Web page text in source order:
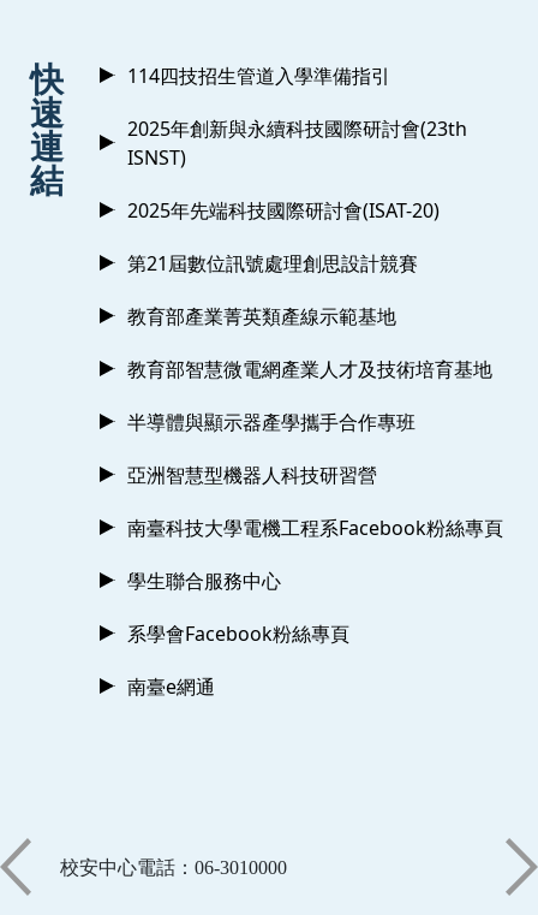
快
速
連
結
114四技招生管道入學準備指引
2025年創新與永續科技國際研討會(23th
ISNST)
2025年先端科技國際研討會(ISAT-20)
第21屆數位訊號處理創思設計競賽
教育部產業菁英類產線示範基地
教育部智慧微電網產業人才及技術培育基地
半導體與顯示器產學攜手合作專班
亞洲智慧型機器人科技研習營
南臺科技大學電機工程系Facebook粉絲專頁
學生聯合服務中心
系學會Facebook粉絲專頁
南臺e網通
校安中心電話：06-3010000